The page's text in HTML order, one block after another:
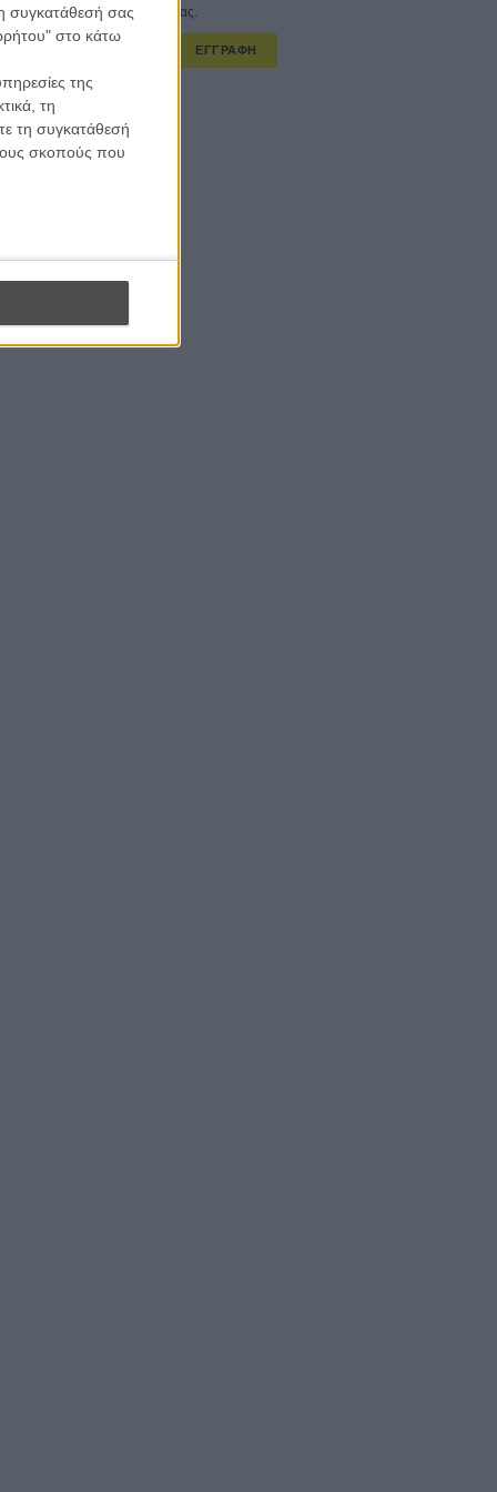
συγκατάθεσή σας
στο κάτω
της
τη
τη συγκατάθεσή
σκοπούς που
εβδομαδιαίο newsletter μας.
ΕΓΓΡΑΦΗ
λαμβάνω τα newsletter σας.